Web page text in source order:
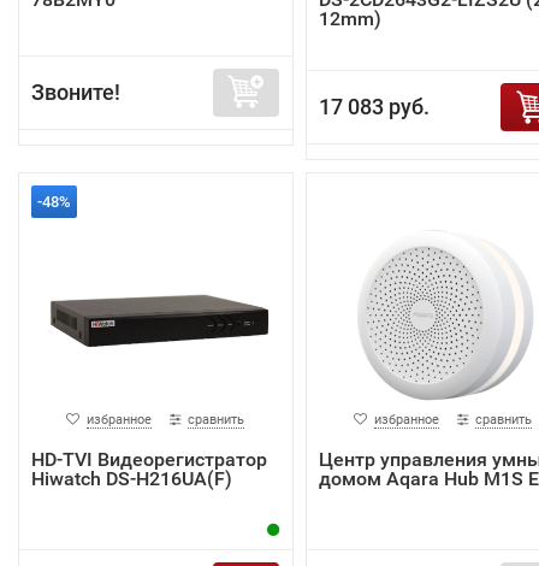
Звоните!
12mm)
17 083 руб.
-48%
избранное сравнить
HD-TVI Видеорегистратор
Hiwatch DS-H216UA(F)
избранное сравнить
Центр управления
домом Aqara Hub M1S